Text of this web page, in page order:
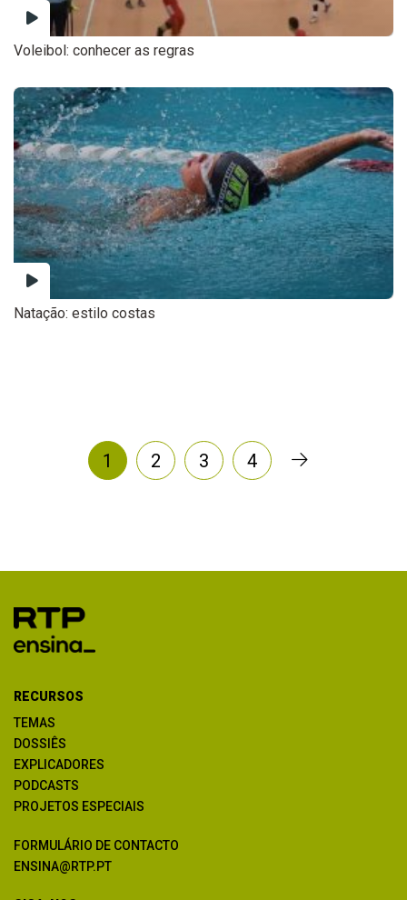
Voleibol: conhecer as regras
Natação: estilo costas
1 2 3 4
RECURSOS
TEMAS
DOSSIÊS
EXPLICADORES
PODCASTS
PROJETOS ESPECIAIS
FORMULÁRIO DE CONTACTO
ENSINA@RTP.PT